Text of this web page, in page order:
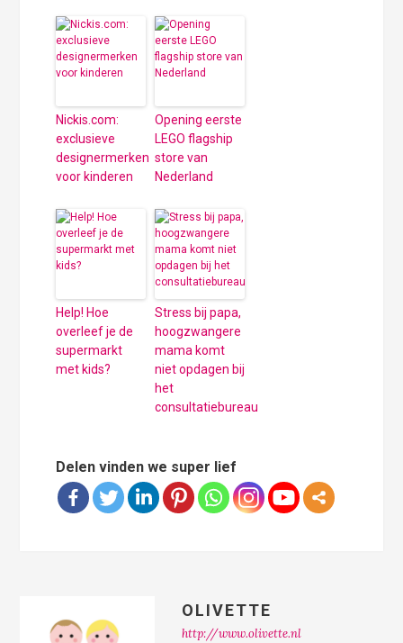
Nickis.com:
exclusieve
designermerken
voor kinderen
Opening eerste
LEGO flagship
store van
Nederland
Help! Hoe
overleef je de
supermarkt
met kids?
Stress bij papa,
hoogzwangere
mama komt
niet opdagen bij
het
consultatiebureau
Delen vinden we super lief
OLIVETTE
http://www.olivette.nl